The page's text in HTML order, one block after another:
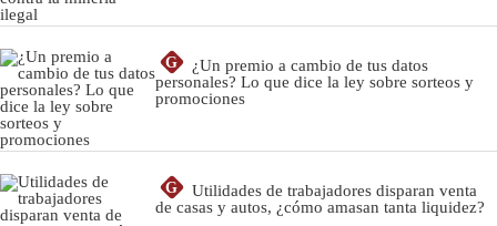
G
¿Un premio a cambio de tus datos
personales? Lo que dice la ley sobre sorteos y
promociones
G
Utilidades de trabajadores disparan venta
de casas y autos, ¿cómo amasan tanta liquidez?